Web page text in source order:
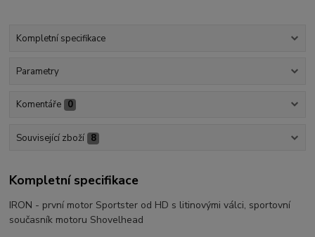
Kompletní specifikace
Parametry
Komentáře 0
Související zboží 8
Kompletní specifikace
IRON - první motor Sportster od HD s litinovými válci, sportovní
současník motoru Shovelhead